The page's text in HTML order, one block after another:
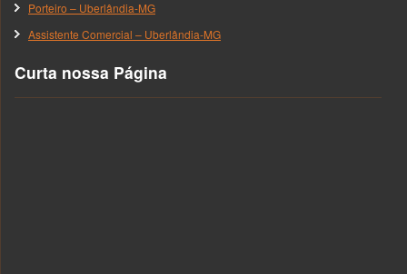
Porteiro – Uberlândia-MG
Assistente Comercial – Uberlândia-MG
Curta nossa Página